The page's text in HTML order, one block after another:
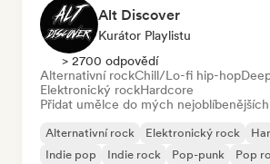
Alt Discover
Kurátor Playlistu
> 2700 odpovědí
Alternativní rockChill/Lo-fi hip-hop
Elektronický rockHardcore
Přidat umělce do mých
Alternativní rock Elektronický rock
Indie pop
Indie rock Pop-punk
Pop